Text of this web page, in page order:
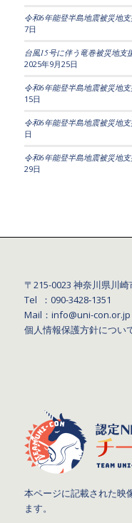
令和6年能登半島地震被災地
7日
台風15号に伴う竜巻被災地支
2025年9月25日
令和6年能登半島地震被災地
15日
令和6年能登半島地震被災地
日
令和6年能登半島地震被災地
29日
〒215-0023 神奈川県川
Tel ：090-3428‐1351
Mail：info@uni-con.or.jp
個人情報保護方針につい
本ページに記載された映
ます。